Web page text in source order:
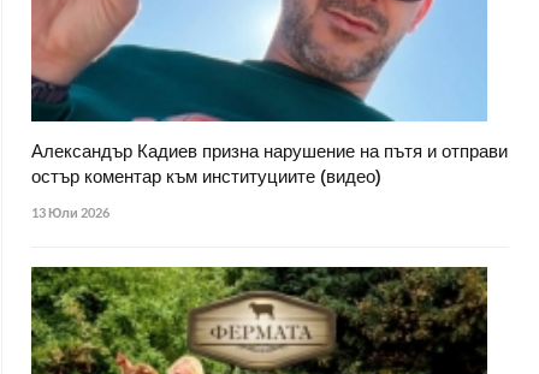
Александър Кадиев призна нарушение на пътя и отправи
остър коментар към институциите (видео)
13 Юли 2026